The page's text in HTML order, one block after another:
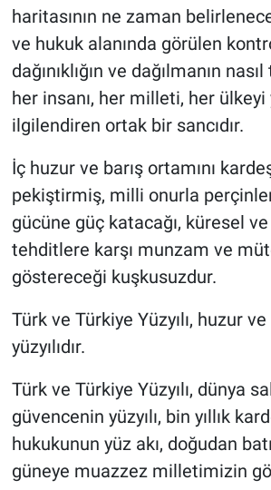
haritasının ne zaman
ve hukuk alanında görülen
dağınıklığın ve dağılmanın
her insanı, her milleti, her ülkeyi
ilgilendiren ortak bir sancıdır.
İç huzur ve barış ortamını
pekiştirmiş, milli onurla
gücüne güç katacağı, küresel
tehditlere karşı munzam ve
göstereceği kuşkusuzdur.
Türk ve Türkiye Yüzyılı, huzur ve
yüzyılıdır.
Türk ve Türkiye Yüzyılı, dünya
güvencenin yüzyılı, bin yıllık
hukukunun yüz akı, doğudan
güneye muazzez milletimizin